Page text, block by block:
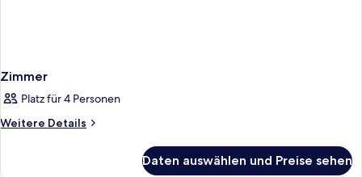
Zimmer
Platz für 4 Personen
Weitere Details
Weitere
Daten auswählen und Preise sehen